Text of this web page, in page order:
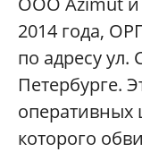
2014 года,
по адресу ул.
Петербурге.
которого